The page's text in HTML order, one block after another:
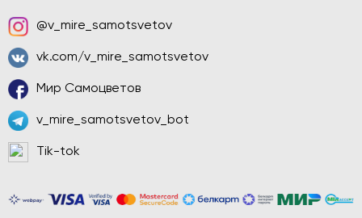
@v_mire_samotsvetov
vk.com/v_mire_samotsvetov
Мир Самоцветов
v_mire_samotsvetov_bot
Tik-tok